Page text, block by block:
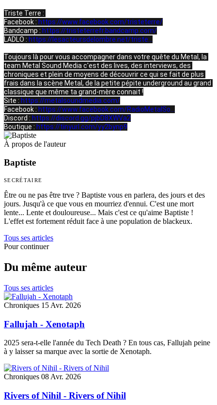
Triste Terre :
Facebook : https://www.facebook.com/tristeterre/
Bandcamp : https://tristeterrefr.bandcamp.com/
LADLO : https://lesacteursdelombre.net/triste...
Toujours là pour vous accompagner dans votre quête du Metal, la
team Metal Sound Media c'est des lives, des interviews, des
chroniques et plein de moyens de découvrir ce qui se fait de plus
frais dans la scène Metal, de la petite pépite underground au grand
classique que même ta grand-mère connait !
Site : https://metalsoundmedia.com/​​
Facebook : https://www.facebook.com/RadioMetalSo...
Discord : https://discord.gg/pjbD8XWVa2​​
Boutique : https://tinyurl.com/yy2bynp9
À propos de l'auteur
Baptiste
SECRÉTAIRE
Être ou ne pas être trve ? Baptiste vous en parlera, des jours et des
jours. Jusqu'à ce que vous en mourriez d'ennui. C'est une mort
lente... Lente et douloureuse... Mais c'est ce qu'aime Baptiste !
L'effet est fortement réduit face à une population de blackeux.
Tous ses articles
Pour continuer
Du même auteur
Tous ses articles
Chroniques 15 Avr. 2026
Fallujah - Xenotaph
2025 sera-t-elle l'année du Tech Death ? En tous cas, Fallujah peine
à y laisser sa marque avec la sortie de Xenotaph.
Chroniques 08 Avr. 2026
Rivers of Nihil - Rivers of Nihil